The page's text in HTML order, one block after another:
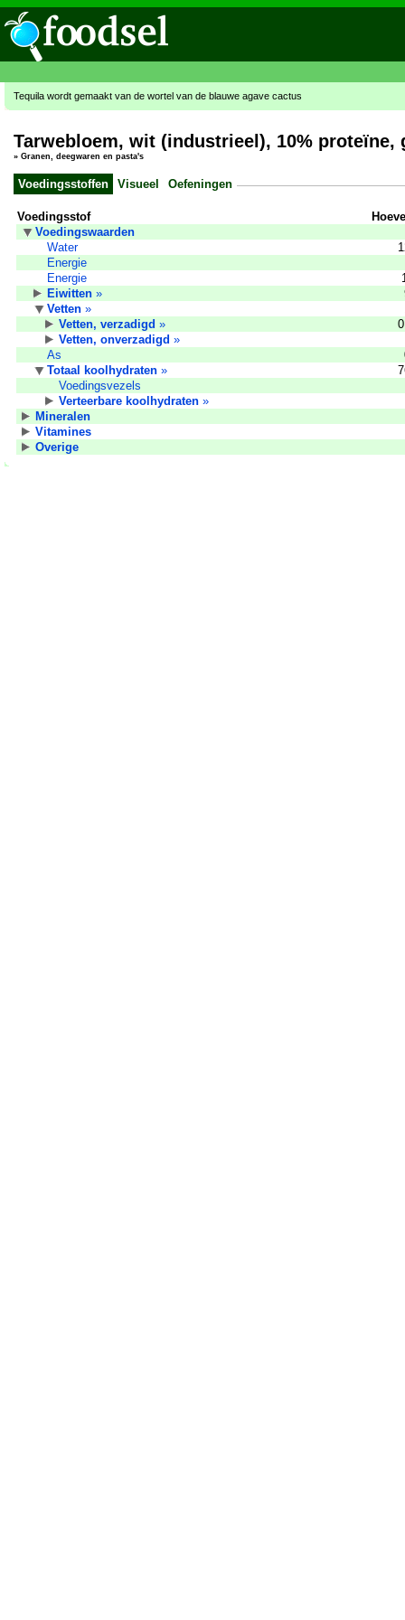
Tequila wordt gemaakt van de wortel van de blauwe agave cactus
Tarwebloem, wit (industrieel), 10% proteïne,
» Granen, deegwaren en pasta's
Voedingsstoffen Visueel Oefeningen
Voedingsstof
Voedingswaarden
Water
Energie
Energie
Eiwitten »
Vetten »
Vetten, verzadigd »
Vetten, onverzadigd »
As
Totaal koolhydraten »
Voedingsvezels
Verteerbare koolhydraten »
Mineralen
Vitamines
Overige